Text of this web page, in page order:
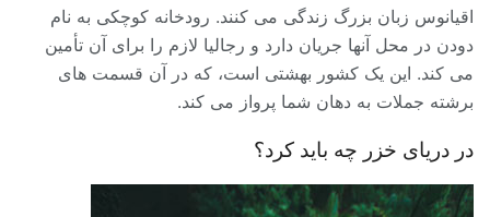
اقیانوس زبان بزرگ زندگی می کنند. رودخانه کوچکی به نام
دودن در محل آنها جریان دارد و رجالیا لازم را برای آن تأمین
می کند. این یک کشور بهشتی است، که در آن قسمت های
برشته جملات به دهان شما پرواز می کند.
در دریای خزر چه باید کرد؟